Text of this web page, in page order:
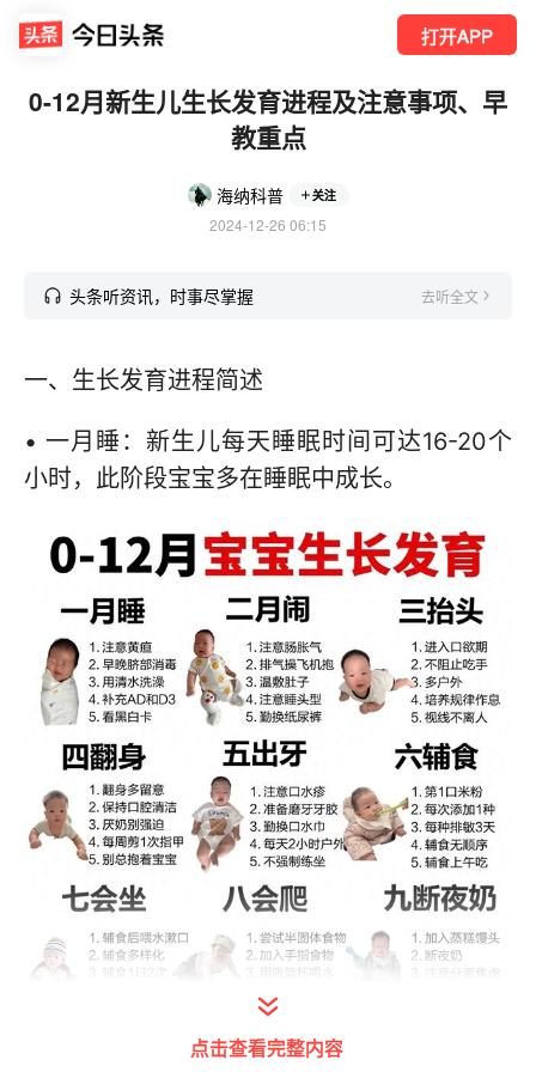
打开APP
0-12月新生儿生长发育进程及注意事项、早
教重点
海纳科普 关注
2024-12-26 06:15
头条听资讯，时事尽掌握 去听全文
一、生长发育进程简述
• 一月睡：新生儿每天睡眠时间可达16-20个
小时，此阶段宝宝多在睡眠中成长。
点击查看完整内容